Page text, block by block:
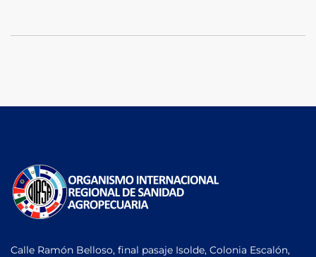
Calle Ramón Belloso, final pasaje Isolde, Colonia Escalón,